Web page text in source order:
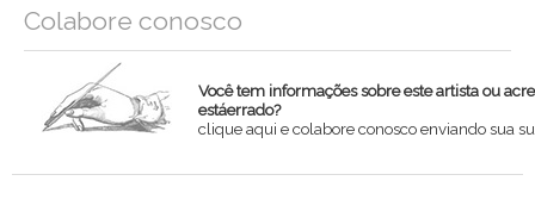
Colabore conosco
Você tem informações sobre este artista ou
estáerrado?
clique aqui e colabore conosco enviando sua